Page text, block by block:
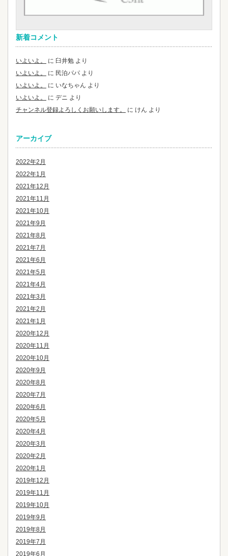
新着コメント
いよいよ。 に 臼井勉 より
いよいよ。
に 民泊パパ より
いよいよ。
に いなちゃん より
いよいよ。
に デニ より
チャンネル登録よろしくお願いします。
に けん より
アーカイブ
2022年2月
2022年1月
2021年12月
2021年11月
2021年10月
2021年9月
2021年8月
2021年7月
2021年6月
2021年5月
2021年4月
2021年3月
2021年2月
2021年1月
2020年12月
2020年11月
2020年10月
2020年9月
2020年8月
2020年7月
2020年6月
2020年5月
2020年4月
2020年3月
2020年2月
2020年1月
2019年12月
2019年11月
2019年10月
2019年9月
2019年8月
2019年7月
2019年6月